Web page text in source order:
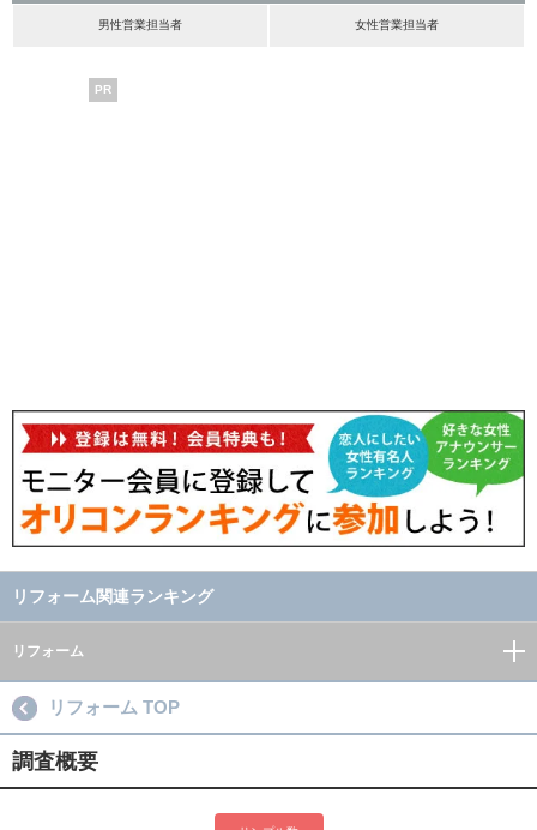
男性営業担当者 女性営業担当者
PR
リフォーム関連ランキング
リフォーム
リフォーム TOP
調査概要